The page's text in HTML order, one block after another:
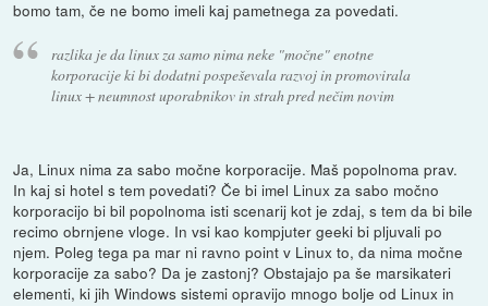
bomo tam, če ne bomo imeli kaj pametnega za povedati.
razlika je da linux za samo nima neke "močne" enotne
korporacije ki bi dodatni pospeševala razvoj in promovirala
linux + neumnost uporabnikov in strah pred nečim novim
Ja, Linux nima za sabo močne korporacije. Maš popolnoma prav.
In kaj si hotel s tem povedati? Če bi imel Linux za sabo močno
korporacijo bi bil popolnoma isti scenarij kot je zdaj, s tem da bi bile
recimo obrnjene vloge. In vsi kao kompjuter geeki bi pljuvali po
njem. Poleg tega pa mar ni ravno point v Linux to, da nima močne
korporacije za sabo? Da je zastonj? Obstajajo pa še marsikateri
elementi, ki jih Windows sistemi opravijo mnogo bolje od Linux in